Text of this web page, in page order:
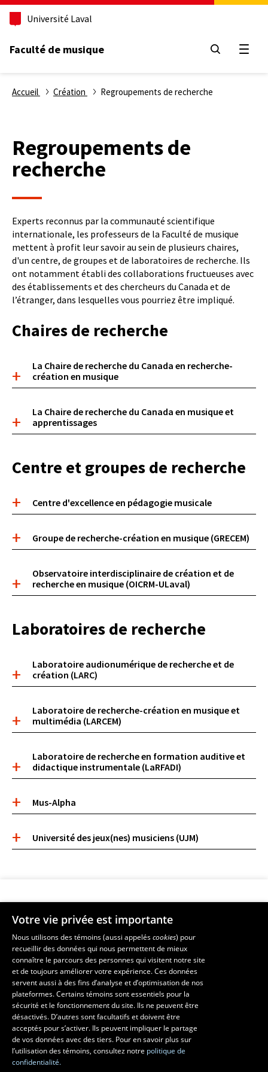
Aller
principal
Université Laval
Faculté de musique
Fil
Accueil Création Regroupements de recherche
Regroupements de
recherche
Experts reconnus par la communauté scientifique
internationale, les professeurs de la Faculté de musique
mettent à profit leur savoir au sein de plusieurs chaires,
d'un centre, de groupes et de laboratoires de recherche. Ils
ont notamment établi des collaborations fructueuses avec
des établissements et des chercheurs du Canada et de
l’étranger, dans lesquelles vous pourriez être impliqué.
Chaires de recherche
Boite
accordeon
La Chaire de recherche du Canada en recherche-
création en musique
La Chaire de recherche du Canada en musique et
apprentissages
Centre et groupes de recherche
Boite
accordeon
Centre d'excellence en pédagogie musicale
Groupe de recherche-création en musique (GRECEM)
Observatoire interdisciplinaire de création et de
recherche en musique (OICRM-ULaval)
Laboratoires de recherche
Boite
accordeon
Laboratoire audionumérique de recherche et de
création (LARC)
Laboratoire de recherche-création en musique et
multimédia (LARCEM)
Laboratoire de recherche en formation auditive et
didactique instrumentale (LaRFADI)
Mus-Alpha
Université des jeux(nes) musiciens (UJM)
Faculté de musique
Pavillon Louis-Jacques-Casault
1055, avenue du Séminaire
, Québec (Québec)  G1V 0A6
Téléphone: 418 656-7061
Suivez-nous sur Facebook
Suivez-nous sur YouTube
Votre vie privée est importante
Nous utilisons des témoins (aussi appeléscookies) pour
recueillir des données qui nous permettent de mieux
connaître le parcours des personnes qui visitent notre site
et de toujours améliorer votre expérience. Ces données
servent aussi à des fins d’analyse et d’optimisation de nos
plateformes. Certains témoins sont essentiels pour la
sécurité et le fonctionnement du site. Ils ne peuvent être
désactivés. D’autres sont facultatifs et doivent être
acceptés pour s’activer. Ils peuvent impliquer le partage
de vos données avec des tiers. Pour en savoir plus sur
l’utilisation des témoins, consultez notre politique de
confidentialité.